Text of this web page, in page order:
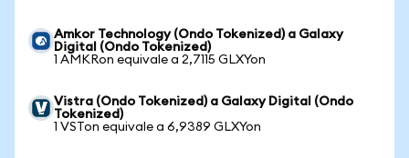
Amkor Technology (Ondo Tokenized) a Galaxy
Digital (Ondo Tokenized)
1 AMKRon equivale a 2,7115 GLXYon
Vistra (Ondo Tokenized) a Galaxy Digital (Ondo
Tokenized)
1 VSTon equivale a 6,9389 GLXYon